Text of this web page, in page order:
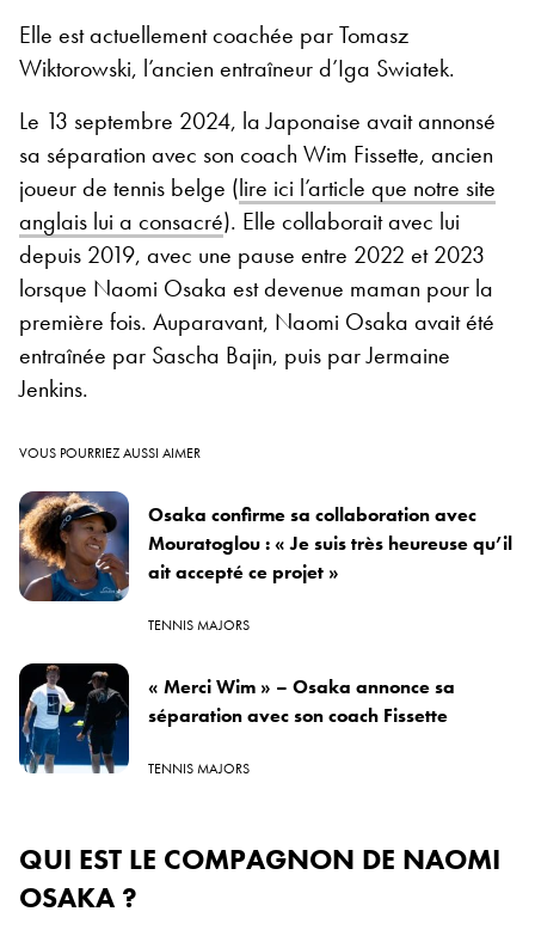
Elle est actuellement coachée par Tomasz
Wiktorowski, l’ancien entraîneur d’Iga Swiatek.
Le 13 septembre 2024, la Japonaise avait annonsé
sa séparation avec son coach Wim Fissette, ancien
joueur de tennis belge (lire ici l’article que notre site
anglais lui a consacré). Elle collaborait avec lui
depuis 2019, avec une pause entre 2022 et 2023
lorsque Naomi Osaka est devenue maman pour la
première fois. Auparavant, Naomi Osaka avait été
entraînée par Sascha Bajin, puis par Jermaine
Jenkins.
VOUS POURRIEZ AUSSI AIMER
Osaka confirme sa collaboration avec
Mouratoglou : « Je suis très heureuse qu’il
ait accepté ce projet »
TENNIS MAJORS
« Merci Wim » – Osaka annonce sa
séparation avec son coach Fissette
TENNIS MAJORS
QUI EST LE COMPAGNON DE NAOMI
OSAKA ?